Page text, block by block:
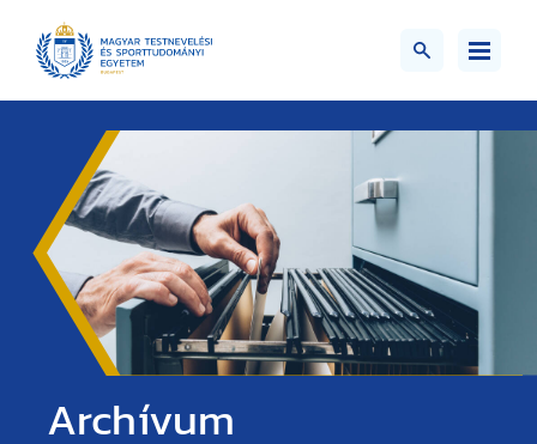
Archívum